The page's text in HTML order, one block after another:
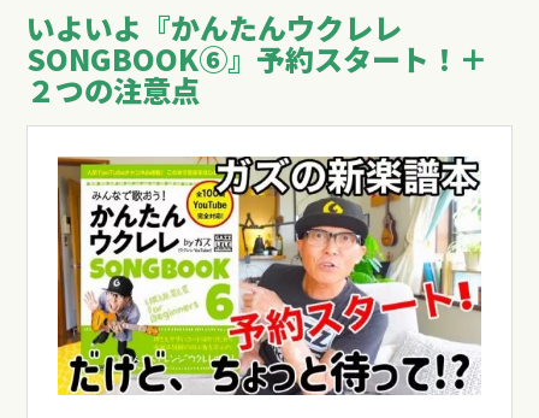
いよいよ『かんたんウクレレ
SONGBOOK⑥』予約スタート！＋
２つの注意点